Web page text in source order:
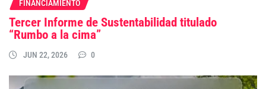
FINANCIAMIENTO
Tercer Informe de Sustentabilidad titulado
“Rumbo a la cima”
JUN 22, 2026 0